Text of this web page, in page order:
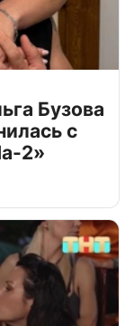
Бузова
с
2»